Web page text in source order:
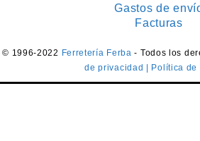
Gastos de
Facturas
© 1996-2022 Ferretería Ferba- Todos los
de privacidad
| Política